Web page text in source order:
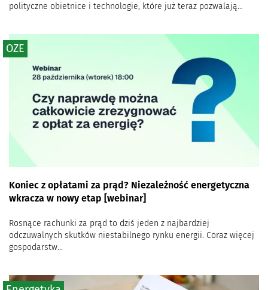
polityczne obietnice i technologie, które już teraz pozwalają...
Koniec z opłatami za prąd? Niezależność energetyczna
wkracza w nowy etap [webinar]
Rosnące rachunki za prąd to dziś jeden z najbardziej
odczuwalnych skutków niestabilnego rynku energii. Coraz więcej
gospodarstw...
OZE